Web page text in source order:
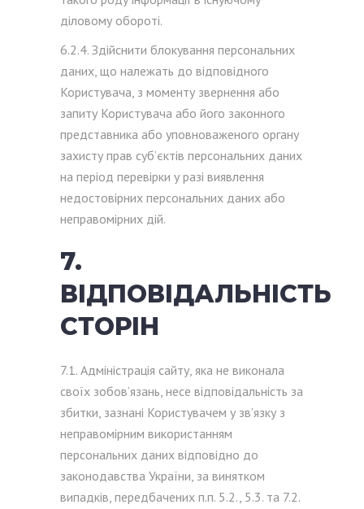
діловому обороті.
6.2.4. Здійснити блокування персональних
даних, що належать до відповідного
Користувача, з моменту звернення або
запиту Користувача або його законного
представника або уповноваженого органу
захисту прав суб’єктів персональних даних
на період перевірки у разі виявлення
недостовірних персональних даних або
неправомірних дій.
7.
ВІДПОВІДАЛЬНІСТЬ
СТОРІН
7.1. Адміністрація сайту, яка не виконала
своїх зобов’язань, несе відповідальність за
збитки, зазнані Користувачем у зв’язку з
неправомірним використанням
персональних даних відповідно до
законодавства України, за винятком
випадків, передбачених п.п. 5.2., 5.3. та 7.2.